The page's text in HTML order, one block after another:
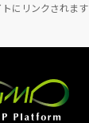
にリンクされます